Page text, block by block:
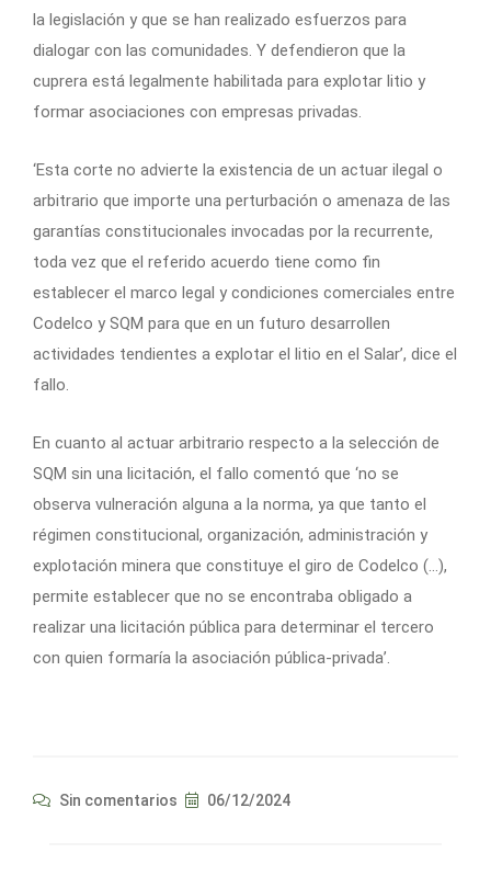
la legislación y que se han realizado esfuerzos para
dialogar con las comunidades. Y defendieron que la
cuprera está legalmente habilitada para explotar litio y
formar asociaciones con empresas privadas.
‘Esta corte no advierte la existencia de un actuar ilegal o
arbitrario que importe una perturbación o amenaza de las
garantías constitucionales invocadas por la recurrente,
toda vez que el referido acuerdo tiene como fin
establecer el marco legal y condiciones comerciales entre
Codelco y SQM para que en un futuro desarrollen
actividades tendientes a explotar el litio en el Salar’, dice el
fallo.
En cuanto al actuar arbitrario respecto a la selección de
SQM sin una licitación, el fallo comentó que ‘no se
observa vulneración alguna a la norma, ya que tanto el
régimen constitucional, organización, administración y
explotación minera que constituye el giro de Codelco (…),
permite establecer que no se encontraba obligado a
realizar una licitación pública para determinar el tercero
con quien formaría la asociación pública-privada’.
Sin comentarios 06/12/2024